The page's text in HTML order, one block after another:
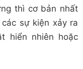
thì cơ bản nhất
sự kiện xảy ra
hiển nhiên hoặc